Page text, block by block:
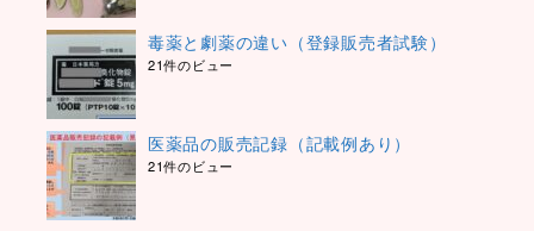
毒薬と劇薬の違い（登録販売者試験）
21件のビュー
医薬品の販売記録（記載例あり）
21件のビュー